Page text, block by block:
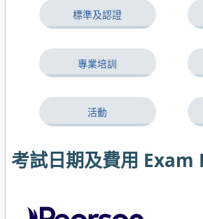
標準及認證
專業培訓
活動
考試日期及費用 Exam